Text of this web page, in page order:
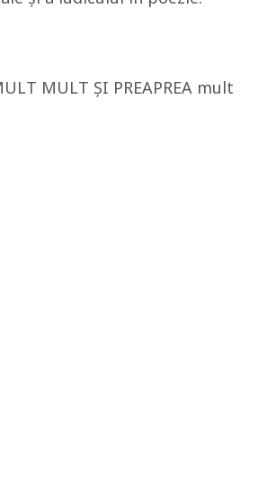
MULT ȘI PREAPREA mult